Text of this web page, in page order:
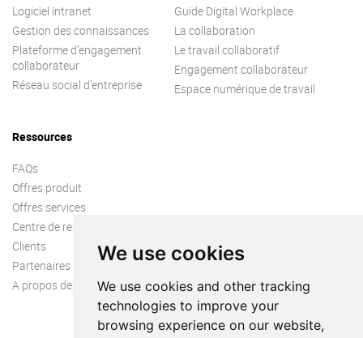
We use cookies
We use cookies and other tracking
technologies to improve your
browsing experience on our website,
Logiciel intranet
Gestion des connaissances
Plateforme d’engagement
collaborateur
Réseau social d’entreprise
Guide Digital Workplace
La collaboration
Le travail collaboratif
Engagement collaborateur
Espace numérique de travail
Ressources
FAQs
Offres produit
Offres services
Centre de ressources
Clients
Partenaires
A propos de nous